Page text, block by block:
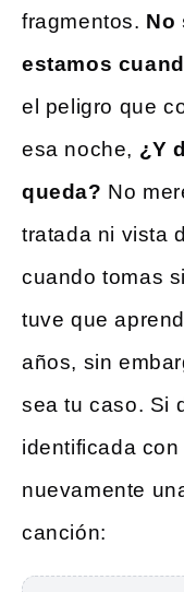
fragmentos. No
estamos
el peligro que
esa noche, ¿Y
queda? No
tratada ni vista
cuando tomas
tuve que
años, sin
sea tu caso. Si
identificada
nuevamente
canción: